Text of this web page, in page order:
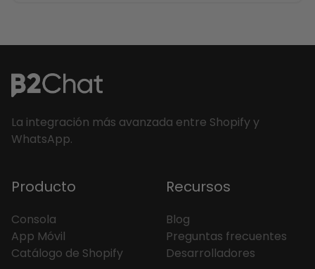
La integración más avanzada entre Shopify y
WhatsApp.
Producto
Consola
App Móvil
Catálogo de Shopify
Recursos
Blog
Preguntas frecuentes
Desarrolladores